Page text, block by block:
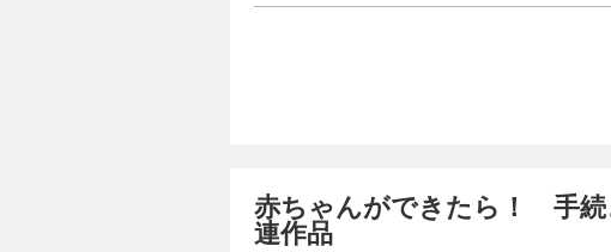
赤ちゃんができたら！ 手
連作品